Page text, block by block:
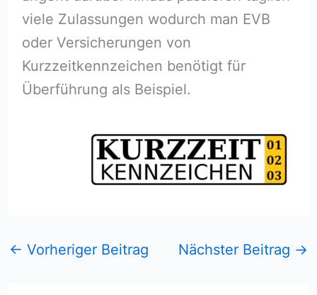
viele Zulassungen wodurch man EVB
oder Versicherungen von
Kurzzeitkennzeichen benötigt für
Überführung als Beispiel.
← Vorheriger Beitrag Nächster Beitrag →